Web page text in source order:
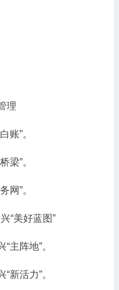
理
账”。
梁”。
网”。
“美好蓝图”
主阵地”。
新活力”。